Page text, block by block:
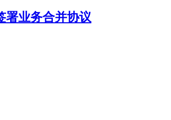
署业务合并协议